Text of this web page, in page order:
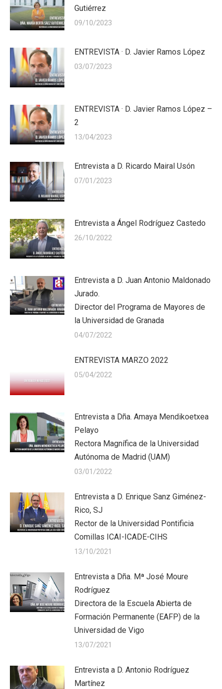
Gutiérrez
09/10/2023
ENTREVISTA · D. Javier Ramos López
03/07/2023
ENTREVISTA · D. Javier Ramos López –
2
13/04/2023
Entrevista a D. Ricardo Mairal Usón
07/01/2023
Entrevista a Ángel Rodríguez Castedo
26/10/2022
Entrevista a D. Juan Antonio Maldonado
Jurado.
Director del Programa de Mayores de
la Universidad de Granada
04/07/2022
ENTREVISTA MARZO 2022
05/04/2022
Entrevista a Dña. Amaya Mendikoetxea
Pelayo
Rectora Magnífica de la Universidad
Autónoma de Madrid (UAM)
03/01/2022
Entrevista a D. Enrique Sanz Giménez-
Rico, SJ
Rector de la Universidad Pontificia
Comillas ICAI-ICADE-CIHS
13/10/2021
Entrevista a Dña. Mª José Moure
Rodríguez
Directora de la Escuela Abierta de
Formación Permanente (EAFP) de la
Universidad de Vigo
13/07/2021
Entrevista a D. Antonio Rodríguez
Martínez